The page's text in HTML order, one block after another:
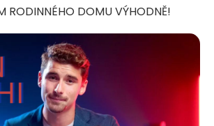
RODINNÉHO DOMU VÝHODNĚ!